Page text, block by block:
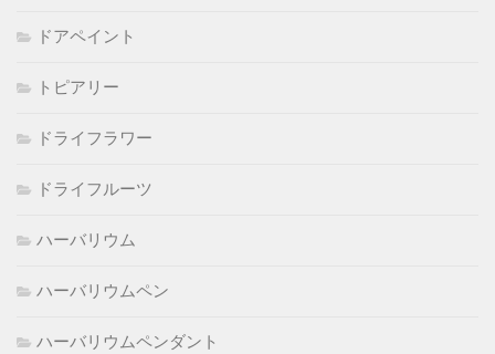
ドアペイント
トピアリー
ドライフラワー
ドライフルーツ
ハーバリウム
ハーバリウムペン
ハーバリウムペンダント